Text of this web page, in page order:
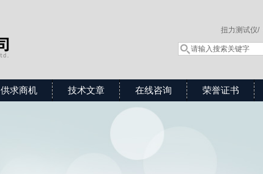
扭力测试仪/
供求商机 技术文章 在线咨询 荣誉证书